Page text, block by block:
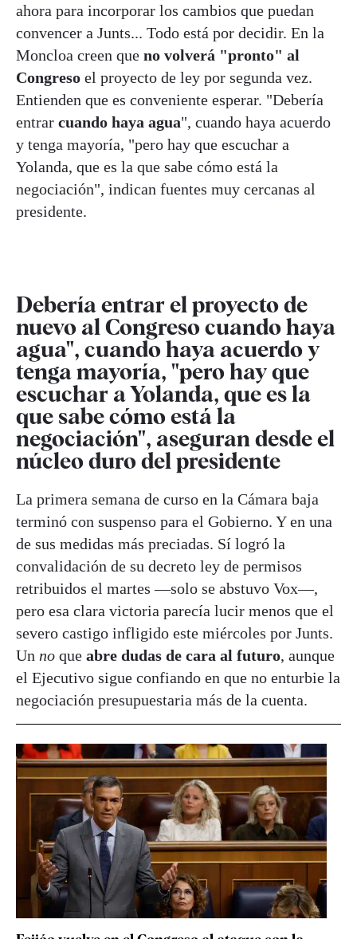
ahora para incorporar los cambios que puedan
convencer a Junts... Todo está por decidir. En la
Moncloa creen que no volverá "pronto" al
Congreso el proyecto de ley por segunda vez.
Entienden que es conveniente esperar. "Debería
entrar cuando haya agua", cuando haya acuerdo
y tenga mayoría, "pero hay que escuchar a
Yolanda, que es la que sabe cómo está la
negociación", indican fuentes muy cercanas al
presidente.
Debería entrar el proyecto de
nuevo al Congreso cuando haya
agua", cuando haya acuerdo y
tenga mayoría, "pero hay que
escuchar a Yolanda, que es la
que sabe cómo está la
negociación", aseguran desde el
núcleo duro del presidente
La primera semana de curso en la Cámara baja
terminó con suspenso para el Gobierno. Y en una
de sus medidas más preciadas. Sí logró la
convalidación de su decreto ley de permisos
retribuidos el martes —solo se abstuvo Vox—,
pero esa clara victoria parecía lucir menos que el
severo castigo infligido este miércoles por Junts.
Un no que abre dudas de cara al futuro, aunque
el Ejecutivo sigue confiando en que no enturbie la
negociación presupuestaria más de la cuenta.